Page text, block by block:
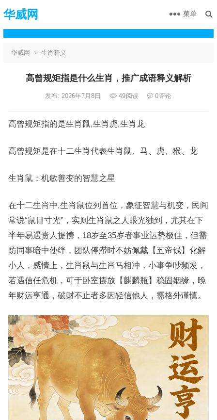
华威网 菜单
华威网 生肖释义
高曾规矩指是什么生肖，推广成语释义解析
发布: 2026年7月8日 49阅读 0评论
高曾规矩指的是生肖鼠,生肖虎,生肖龙
高曾规矩是在十二生肖代表生肖鼠、马、虎、猴、龙
生肖鼠：机敏善变的智慧之星
在十二生肖中,生肖鼠位列首位，象征智慧与机变，民间
常说“鼠目寸光”，实则生肖鼠之人眼光独到，尤其在下
半年易遇贵人提携，18岁至35岁者事业运势极佳，但需
防同事暗中使绊，团队停滞时不妨佩戴【五帝钱】化解
小人，感情上，生肖鼠与生肖马相冲，小事争吵频发，
若遇信任危机，可于卧室摆放【麒麟瓶】稳固姻缘，晚
年财运亨通，破财不止者多因轻信他人，需格外谨慎。